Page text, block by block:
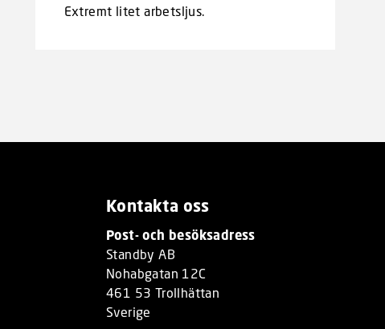
Extremt litet arbetsljus.
Kontakta oss
Post- och besöksadress
Standby AB
Nohabgatan 12C
461 53 Trollhättan
Sverige